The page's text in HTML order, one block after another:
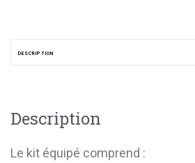
DESCRIPTION
Description
Le kit équipé comprend :